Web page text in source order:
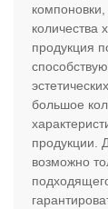
компоновки,
количества
продукция
большое
продукции.
возможно